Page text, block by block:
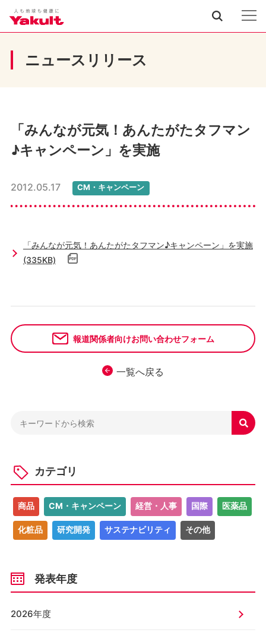
ニュースリリース
「みんなが元気！あんたがたタフマン
♪キャンペーン」を実施
2012.05.17 CM・キャンペーン
「みんなが元気！あんたがたタフマン♪キャンペーン」を実施
(335KB)
一覧へ戻る
報道関係者向けお問い合わせフォーム

カテゴリ
商品 CM・キャンペーン 経営・人事 国際 医薬品
化粧品 研究開発 サステナビリティ その他
発表年度
2026年度